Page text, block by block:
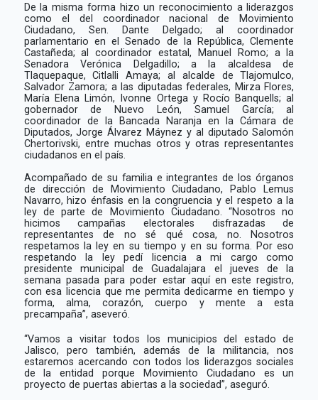
De la misma forma hizo un reconocimiento a liderazgos
como el del coordinador nacional de Movimiento
Ciudadano, Sen. Dante Delgado; al coordinador
parlamentario en el Senado de la República, Clemente
Castañeda; al coordinador estatal, Manuel Romo; a la
Senadora Verónica Delgadillo; a la alcaldesa de
Tlaquepaque, Citlalli Amaya; al alcalde de Tlajomulco,
Salvador Zamora; a las diputadas federales, Mirza Flores,
María Elena Limón, Ivonne Ortega y Rocío Banquells; al
gobernador de Nuevo León, Samuel García; al
coordinador de la Bancada Naranja en la Cámara de
Diputados, Jorge Álvarez Máynez y al diputado Salomón
Chertorivski, entre muchas otros y otras representantes
ciudadanos en el país.
Acompañado de su familia e integrantes de los órganos
de dirección de Movimiento Ciudadano, Pablo Lemus
Navarro, hizo énfasis en la congruencia y el respeto a la
ley de parte de Movimiento Ciudadano. “Nosotros no
hicimos campañas electorales disfrazadas de
representantes de no sé qué cosa, no. Nosotros
respetamos la ley en su tiempo y en su forma. Por eso
respetando la ley pedí licencia a mi cargo como
presidente municipal de Guadalajara el jueves de la
semana pasada para poder estar aquí en este registro,
con esa licencia que me permita dedicarme en tiempo y
forma, alma, corazón, cuerpo y mente a esta
precampaña”, aseveró.
“Vamos a visitar todos los municipios del estado de
Jalisco, pero también, además de la militancia, nos
estaremos acercando con todos los liderazgos sociales
de la entidad porque Movimiento Ciudadano es un
proyecto de puertas abiertas a la sociedad”, aseguró.